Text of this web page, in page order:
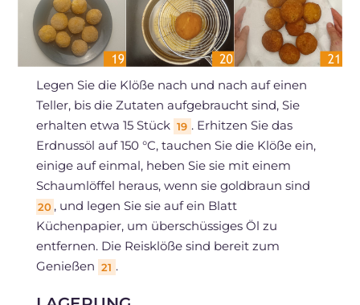
Legen Sie die Klöße nach und nach auf einen
Teller, bis die Zutaten aufgebraucht sind, Sie
erhalten etwa 15 Stück 19 . Erhitzen Sie das
Erdnussöl auf 150 °C, tauchen Sie die Klöße ein,
einige auf einmal, heben Sie sie mit einem
Schaumlöffel heraus, wenn sie goldbraun sind
20 , und legen Sie sie auf ein Blatt
Küchenpapier, um überschüssiges Öl zu
entfernen. Die Reisklöße sind bereit zum
Genießen 21 .